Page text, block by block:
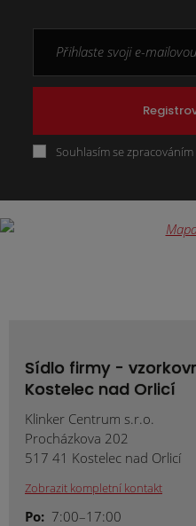
Souhlasím se zpracováním
Sídlo firmy -
Kostelec nad Orlicí
Klinker Centrum s.r.o.
Procházkova 202
517 41 Kostelec nad Orlicí
Zobrazit kompletní kontakt
Po: 7:00–17:00